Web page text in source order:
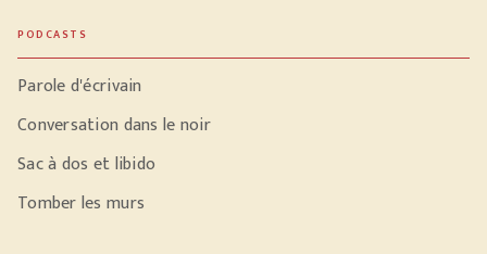
PODCASTS
Parole d'écrivain
Conversation dans le noir
Sac à dos et libido
Tomber les murs